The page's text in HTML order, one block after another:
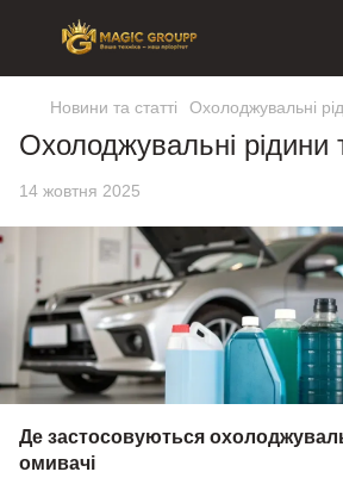
Новини та статті Охолоджувальні
Охолоджувальні рідини
14 жовтня 2025
Де застосовуються
омивачі